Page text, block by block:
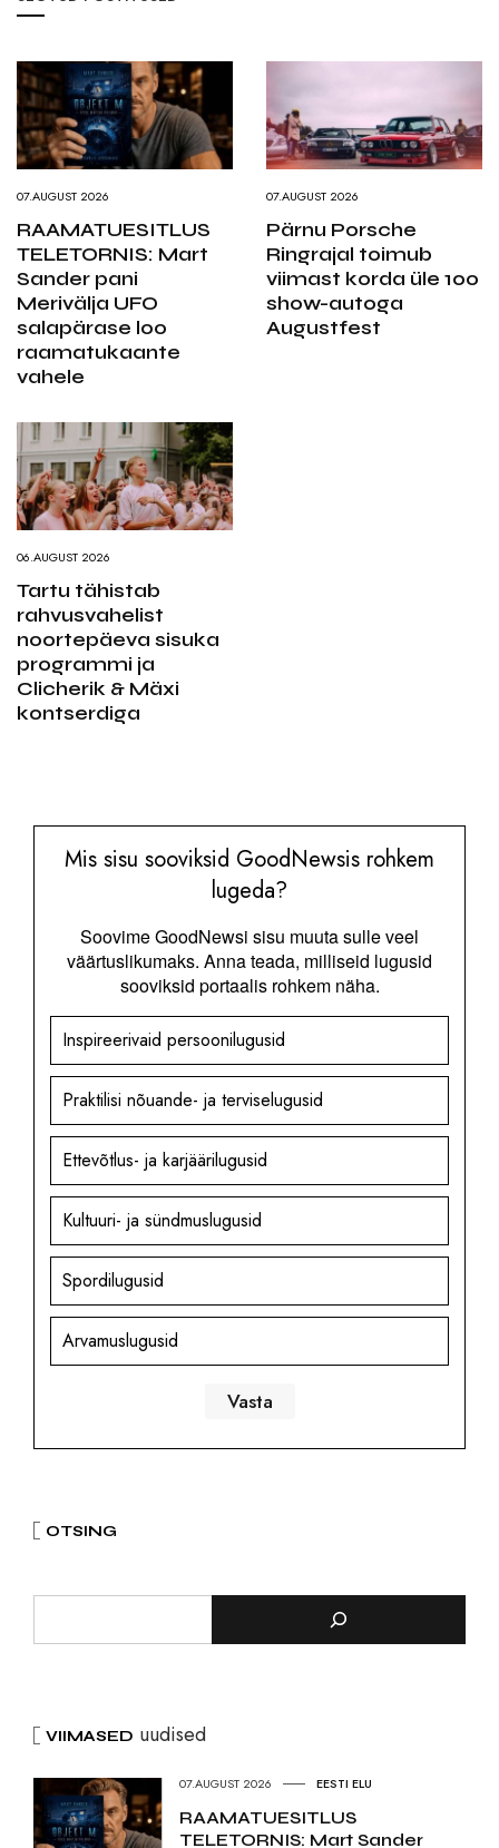
07.AUGUST 2026
RAAMATUESITLUS
TELETORNIS: Mart
Sander pani
Merivälja UFO
salapärase loo
raamatukaante
vahele
07.AUGUST 2026
Pärnu Porsche
Ringrajal toimub
viimast korda üle 100
show-autoga
Augustfest
06.AUGUST 2026
Tartu tähistab
rahvusvahelist
noortepäeva sisuka
programmi ja
Clicherik & Mäxi
kontserdiga
Mis sisu sooviksid GoodNewsis rohkem
lugeda?
Soovime GoodNewsi sisu muuta sulle veel
väärtuslikumaks. Anna teada, milliseid lugusid
sooviksid portaalis rohkem näha.
Inspireerivaid persoonilugusid
Praktilisi nõuande- ja terviselugusid
Ettevõtlus- ja karjäärilugusid
Kultuuri- ja sündmuslugusid
Spordilugusid
Arvamuslugusid
OTSING
VIIMASED uudised
07.AUGUST 2026 EESTI ELU
RAAMATUESITLUS
TELETORNIS: Mart Sander